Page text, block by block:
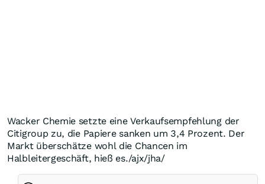
Wacker Chemie setzte eine Verkaufsempfehlung der
Citigroup zu, die Papiere sanken um 3,4 Prozent. Der
Markt überschätze wohl die Chancen im
Halbleitergeschäft, hieß es./ajx/jha/